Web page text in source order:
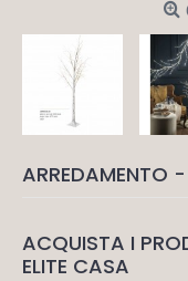
ARREDAMENTO
ACQUISTA I
ELITE CASA